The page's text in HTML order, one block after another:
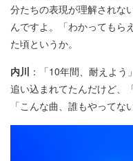
分たちの表現が理解されな
んですよ。「わかってもら
た頃というか。
内川 ：「10年間、耐えよ
追い込まれてたんだけど、
「こんな曲、誰もやってな